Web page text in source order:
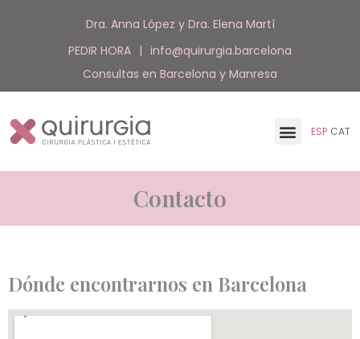
Dra. Anna López y Dra. Elena Martí
PEDIR HORA | info@quirurgia.barcelona
Consultas en Barcelona y Manresa
ESP CAT
Contacto
Dónde encontrarnos en Barcelona